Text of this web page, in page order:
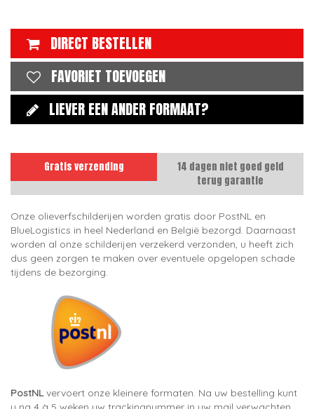
DIRECT BESTELLEN
FAVORIET TOEVOEGEN
LIEVER EEN ANDER FORMAAT?
Gratis verzending
14 dagen niet goed geld
terug garantie
Onze olieverfschilderijen worden gratis door PostNL en
BlueLogistics in heel Nederland en België bezorgd. Daarnaast
worden al onze schilderijen verzekerd verzonden, u heeft zich
dus geen zorgen te maken over eventuele opgelopen schade
tijdens de bezorging.
PostNLvervoert onze kleinere formaten. Na uw bestelling kunt